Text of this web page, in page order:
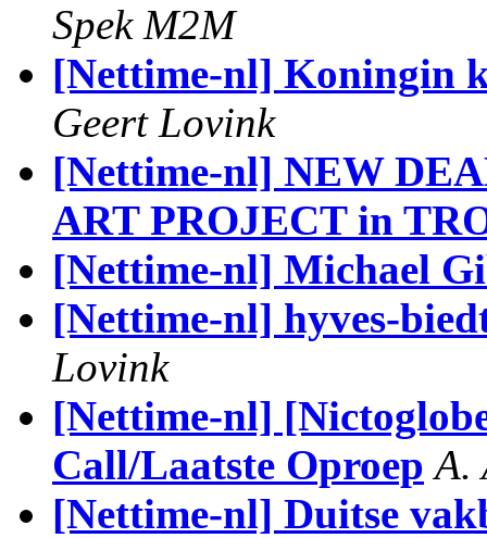
Spek M2M
[Nettime-nl] Koningin
Geert Lovink
[Nettime-nl] NEW
ART PROJECT in
[Nettime-nl] Michael
[Nettime-nl] hyves-
Lovink
[Nettime-nl]
Call/Laatste Oproep A.
[Nettime-nl] Duitse